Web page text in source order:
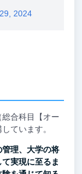
2024
総合科目【オー
ています。
理、大学の将
実現に至るま